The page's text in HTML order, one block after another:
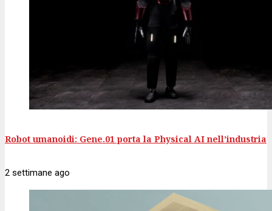
Robot umanoidi: Gene.01 porta la Physical AI nell’industria
2 settimane ago